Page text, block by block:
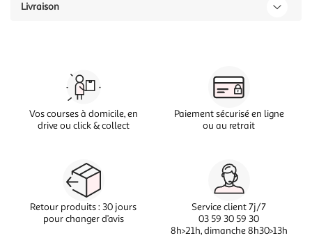
Livraison
Vos courses à domicile, en
drive ou click & collect
Paiement sécurisé en ligne
ou au retrait
Retour produits : 30 jours
pour changer d’avis
Service client 7j/7
03 59 30 59 30
8h>21h, dimanche 8h30>13h